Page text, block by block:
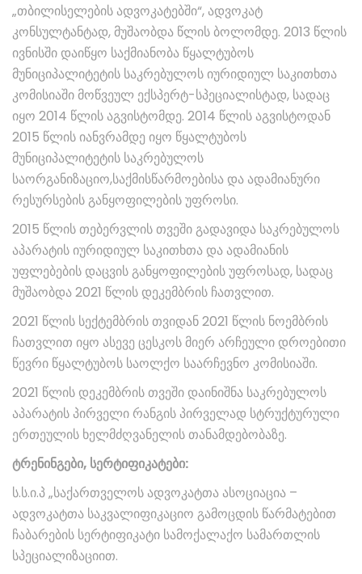
„თბილისელების ადვოკატებში“, ადვოკატ
კონსულტანტად, მუშაობდა წლის ბოლომდე. 2013 წლის
ივნისში დაიწყო საქმიანობა წყალტუბოს
მუნიციპალიტეტის საკრებულოს იურიდიულ საკითხთა
კომისიაში მოწვეულ ექსპერტ-სპეციალისტად, სადაც
იყო 2014 წლის აგვისტომდე. 2014 წლის აგვისტოდან
2015 წლის იანვრამდე იყო წყალტუბოს
მუნიციპალიტეტის საკრებულოს
საორგანიზაციო,საქმისწარმოებისა და ადამიანური
რესურსების განყოფილების უფროსი.
2015 წლის თებერვლის თვეში გადავიდა საკრებულოს
აპარატის იურიდიულ საკითხთა და ადამიანის
უფლებების დაცვის განყოფილების უფროსად, სადაც
მუშაობდა 2021 წლის დეკემბრის ჩათვლით.
2021 წლის სექტემბრის თვიდან 2021 წლის ნოემბრის
ჩათვლით იყო ასევე ცესკოს მიერ არჩეული დროებითი
წევრი წყალტუბოს საოლქო საარჩევნო კომისიაში.
2021 წლის დეკემბრის თვეში დაინიშნა საკრებულოს
აპარატის პირველი რანგის პირველად სტრუქტურული
ერთეულის ხელმძღვანელის თანამდებობაზე.
ტრენინგები, სერტიფიკატები:
ს.ს.ი.პ „საქართველოს ადვოკატთა ასოციაცია –
ადვოკატთა საკვალიფიკაციო გამოცდის წარმატებით
ჩაბარების სერტიფიკატი სამოქალაქო სამართლის
სპეციალიზაციით.